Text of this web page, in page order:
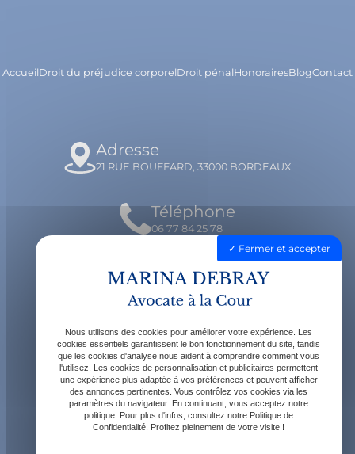
AccueilDroit du préjudice corporelDroit pénalHonorairesBlogContact
Adresse
21 RUE BOUFFARD, 33000 BORDEAUX
Téléphone
06 77 84 25 78
Email
contact@avocatdebray.fr
Horaires
Lundi - Vendredi : 9h - 19h
Fermer et accepter
Nous utilisons des cookies pour améliorer votre expérience. Les
cookies essentiels garantissent le bon fonctionnement du site, tandis
que les cookies d'analyse nous aident à comprendre comment vous
l'utilisez. Les cookies de personnalisation et publicitaires permettent
une expérience plus adaptée à vos préférences et peuvent afficher
des annonces pertinentes. Vous contrôlez vos cookies via les
paramètres du navigateur. En continuant, vous acceptez notre
politique. Pour plus d'infos, consultez notre Politique de
Confidentialité. Profitez pleinement de votre visite !